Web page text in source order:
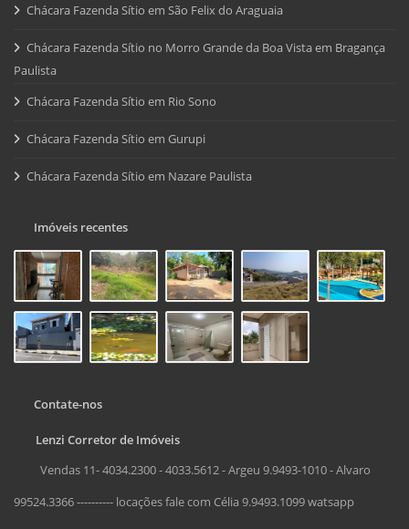
Chácara Fazenda Sítio em São Felix do Araguaia
Chácara Fazenda Sítio no Morro Grande da Boa Vista em Bragança
Paulista
Chácara Fazenda Sítio em Rio Sono
Chácara Fazenda Sítio em Gurupi
Chácara Fazenda Sítio em Nazare Paulista
Imóveis recentes
Contate-nos
Lenzi Corretor de Imóveis
Vendas 11- 4034.2300 - 4033.5612 - Argeu 9.9493-1010 - Alvaro
99524.3366 ---------- locações fale com Célia 9.9493.1099 watsapp